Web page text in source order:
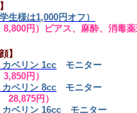
生様は1,000円オフ）
円）ピアス、麻酔、消毒薬
】
ベリン 1cc モニター
円）
ベリン 8cc モニター
28,875円）
ベリン 16cc
モニター